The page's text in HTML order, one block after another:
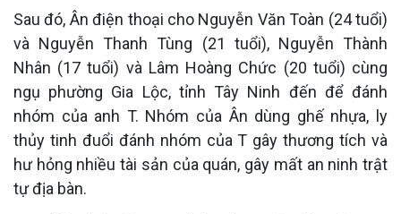
Sau đó, Ân điện thoại cho Nguyễn Văn Toàn (24 tuổi)
và Nguyễn Thanh Tùng (21 tuổi), Nguyễn Thành
Nhân (17 tuổi) và Lâm Hoàng Chức (20 tuổi) cùng
ngụ phường Gia Lộc, tỉnh Tây Ninh đến để đánh
nhóm của anh T. Nhóm của Ân dùng ghế nhựa, ly
thủy tinh đuổi đánh nhóm của T gây thương tích và
hư hỏng nhiều tài sản của quán, gây mất an ninh trật
tự địa bàn.